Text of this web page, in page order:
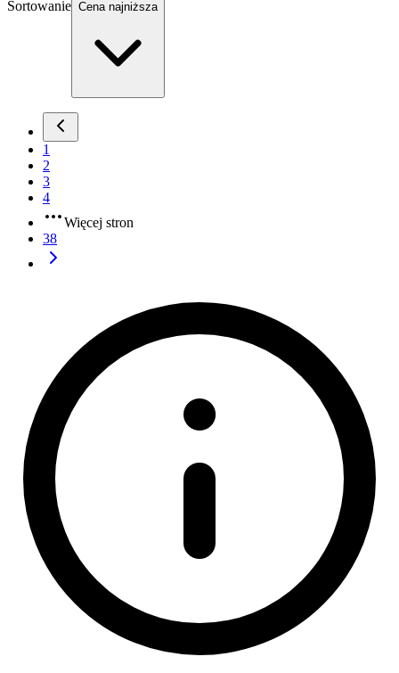
Sortowanie Cena najniższa
1
2
3
4
Więcej stron
38